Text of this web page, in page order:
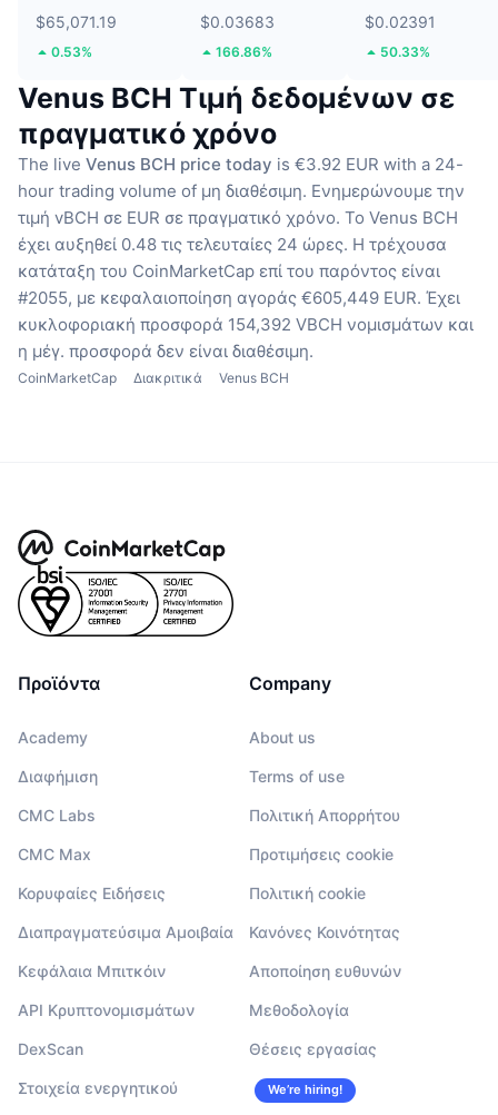
$65,071.19
0.53%
$0.03683
166.86%
$0.02391
50.33%
Venus BCH Τιμή δεδομένων σε
πραγματικό χρόνο
The live Venus BCH price today is €3.92 EUR with a 24-
hour trading volume of μη διαθέσιμη. Ενημερώνουμε την
τιμή vBCH σε EUR σε πραγματικό χρόνο. Το Venus BCH
έχει αυξηθεί 0.48 τις τελευταίες 24 ώρες. Η τρέχουσα
κατάταξη του CoinMarketCap επί του παρόντος είναι
#2055, με κεφαλαιοποίηση αγοράς €605,449 EUR. Έχει
κυκλοφοριακή προσφορά 154,392 VBCH νομισμάτων και
η μέγ. προσφορά δεν είναι διαθέσιμη.
CoinMarketCap Διακριτικά Venus BCH
Προϊόντα
Academy
Διαφήμιση
CMC Labs
CMC Max
Κορυφαίες Ειδήσεις
Διαπραγματεύσιμα Αμοιβαία
Κεφάλαια Μπιτκόιν
API Κρυπτονομισμάτων
DexScan
Στοιχεία ενεργητικού
Company
About us
Terms of use
Πολιτική Απορρήτου
Προτιμήσεις cookie
Πολιτική cookie
Κανόνες Κοινότητας
Αποποίηση ευθυνών
Μεθοδολογία
Θέσεις εργασίας
We’re hiring!